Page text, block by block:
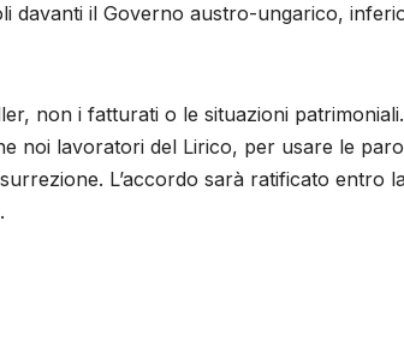
davanti il Governo austro-ungarico,
non i fatturati o le situazioni
noi lavoratori del Lirico, per usare le
L’accordo sarà ratificato entro